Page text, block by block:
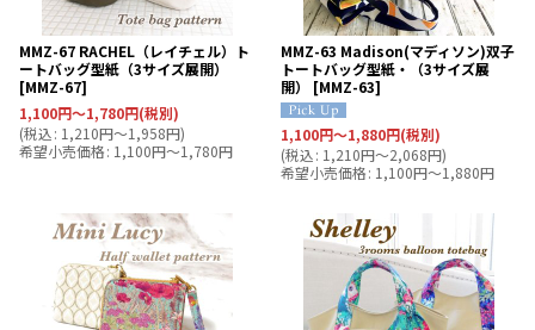
MMZ-67 RACHEL（レイチェル）ト
ートバッグ型紙（3サイズ展開）
[MMZ-67]
1,100円～1,780円(税別)
(税込: 1,210円～1,958円)
希望小売価格: 1,100円～1,780円
MMZ-63 Madison(マディソン)双子
トートバッグ型紙・（3サイズ展
開）
[MMZ-63]
1,100円～1,880円(税別)
(税込: 1,210円～2,068円)
希望小売価格: 1,100円～1,880円